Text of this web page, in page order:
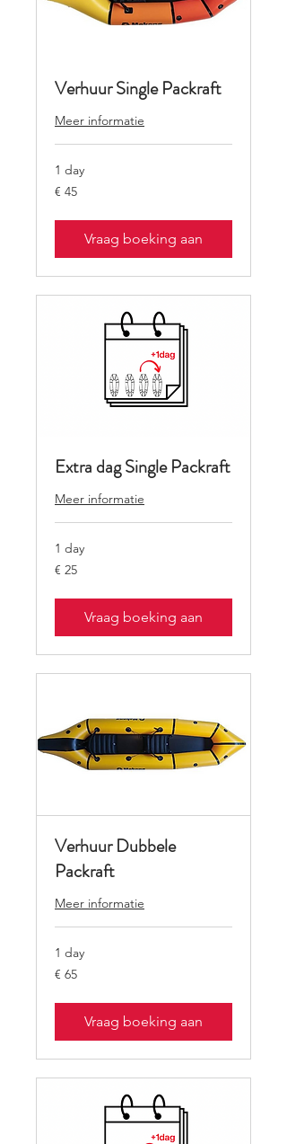
Verhuur Single Packraft
Meer informatie
1 day
45
euro
€ 45
Vraag boeking aan
Extra dag Single Packraft
Meer informatie
1 day
25
euro
€ 25
Vraag boeking aan
Verhuur Dubbele
Packraft
Meer informatie
1 day
65
euro
€ 65
Vraag boeking aan